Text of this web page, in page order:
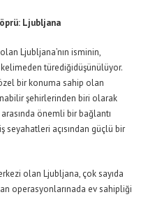
: Ljubljana
olan Ljubljana’nın isminin,
türediğidüşünülüyor.
bir konuma sahip olan
şehirlerinden biri olarak
önemli bir bağlantı
seyahatleri açısından güçlü bir
olan Ljubljana, çok sayıda
operasyonlarınada ev sahipliği